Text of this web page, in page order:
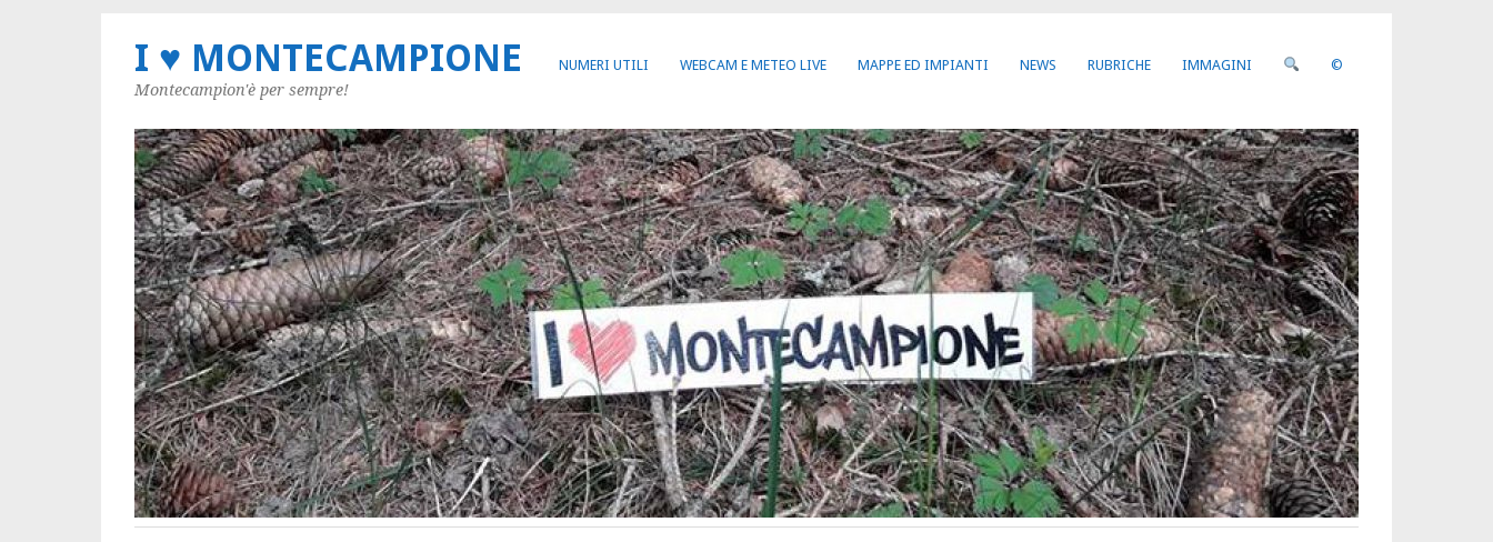
NUMERI UTILI WEBCAM E METEO LIVE MAPPE ED IMPIANTI NEWS RUBRICHE IMMAGINI ©
I ♥ MONTECAMPIONE
Montecampion'è per sempre!